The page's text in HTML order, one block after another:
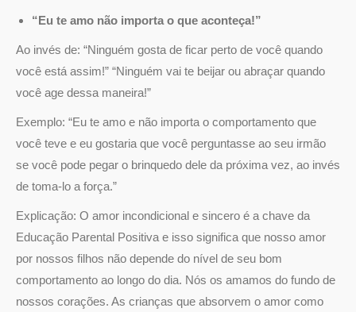
“Eu te amo não importa o que aconteça!”
Ao invés de: “Ninguém gosta de ficar perto de você quando
você está assim!” “Ninguém vai te beijar ou abraçar quando
você age dessa maneira!”
Exemplo: “Eu te amo e não importa o comportamento que
você teve e eu gostaria que você perguntasse ao seu irmão
se você pode pegar o brinquedo dele da próxima vez, ao invés
de toma-lo a força.”
Explicação: O amor incondicional e sincero é a chave da
Educação Parental Positiva e isso significa que nosso amor
por nossos filhos não depende do nível de seu bom
comportamento ao longo do dia. Nós os amamos do fundo de
nossos corações. As crianças que absorvem o amor como